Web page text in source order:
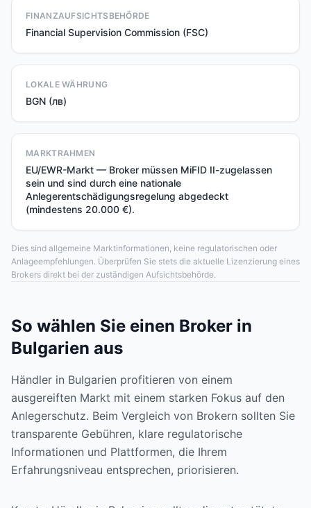
FINANZAUFSICHTSBEHÖRDE
Financial Supervision Commission (FSC)
LOKALE WÄHRUNG
BGN (лв)
MARKTRAHMEN
EU/EWR-Markt — Broker müssen MiFID II-zugelassen
sein und sind durch eine nationale
Anlegerentschädigungsregelung abgedeckt
(mindestens 20.000 €).
Dies sind allgemeine Marktinformationen, keine regulatorischen oder
Anlageempfehlungen. Überprüfen Sie stets die aktuelle Lizenzierung eines
Brokers direkt bei der zuständigen Aufsichtsbehörde.
So wählen Sie einen Broker in
Bulgarien aus
Händler in Bulgarien profitieren von einem
ausgereiften Markt mit einem starken Fokus auf den
Anlegerschutz. Beim Vergleich von Brokern sollten Sie
transparente Gebühren, klare regulatorische
Informationen und Plattformen, die Ihrem
Erfahrungsniveau entsprechen, priorisieren.